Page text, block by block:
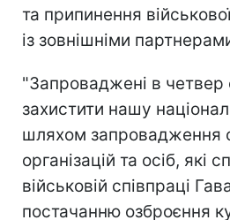
та припинення
із зовнішніми
"Запроваджені в четвер
захистити нашу
шляхом запровадження
організацій та осіб, які
військовій співпраці
постачанню озброєння